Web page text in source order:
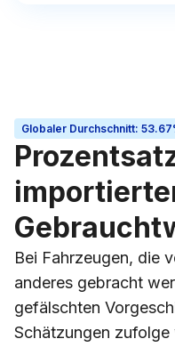
Globaler Durchschnitt:
Bei Fahrzeugen, die
anderes gebracht
gefälschten
Schätzungen